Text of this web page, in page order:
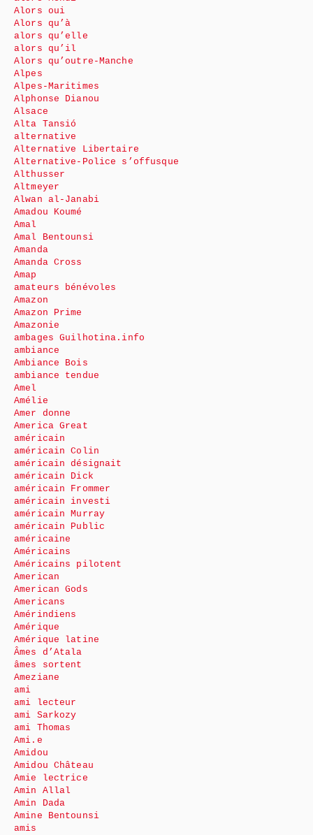
Alors oui
Alors qu’à
alors qu’elle
alors qu’il
Alors qu’outre-Manche
Alpes
Alpes-Maritimes
Alphonse Dianou
Alsace
Alta Tansió
alternative
Alternative Libertaire
Alternative-Police s’offusque
Althusser
Altmeyer
Alwan al-Janabi
Amadou Koumé
Amal
Amal Bentounsi
Amanda
Amanda Cross
Amap
amateurs bénévoles
Amazon
Amazon Prime
Amazonie
ambages Guilhotina.info
ambiance
Ambiance Bois
ambiance tendue
Amel
Amélie
Amer donne
America Great
américain
américain Colin
américain désignait
américain Dick
américain Frommer
américain investi
américain Murray
américain Public
américaine
Américains
Américains pilotent
American
American Gods
Americans
Amérindiens
Amérique
Amérique latine
Âmes d’Atala
âmes sortent
Ameziane
ami
ami lecteur
ami Sarkozy
ami Thomas
Ami.e
Amidou
Amidou Château
Amie lectrice
Amin Allal
Amin Dada
Amine Bentounsi
amis